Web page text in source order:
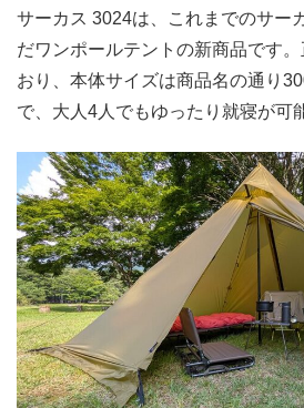
サーカス 3024は、これまでのサー
だワンポールテントの新商品です
おり、本体サイズは商品名の通り
で、大人4人でもゆったり就寝が可